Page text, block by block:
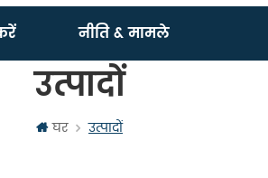
नीति & मामले
उत्पादों
घर उत्पादों